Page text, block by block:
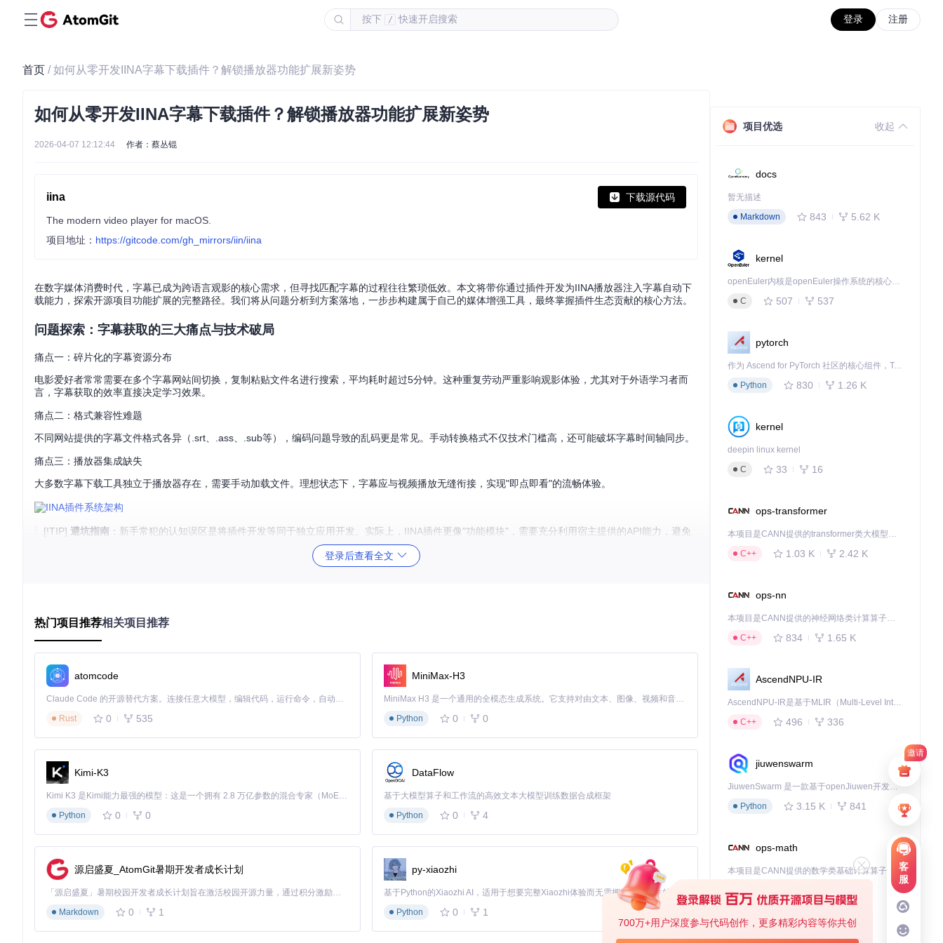
按下 / 快速开启搜索 登录 注册
邀请
客
服
700万+用户深度参与代码创作，更多精彩内容等你共创
首页 / 如何从零开发IINA字幕下载插件？解锁播放器功能扩展新姿势
如何从零开发IINA字幕下载插件？解锁播放器功能扩展新姿势
2026-04-07 12:12:44 作者：蔡丛锟
iina 下载源代码
The modern video player for macOS.
项目地址： https://gitcode.com/gh_mirrors/iin/iina
在数字媒体消费时代，字幕已成为跨语言观影的核心需求，但寻找匹配字幕的过程往往繁琐低效。本文将带你通过插件开发为IINA播放器注入字幕自动下
载能力，探索开源项目功能扩展的完整路径。我们将从问题分析到方案落地，一步步构建属于自己的媒体增强工具，最终掌握插件生态贡献的核心方法。
问题探索：字幕获取的三大痛点与技术破局
痛点一：碎片化的字幕资源分布
电影爱好者常常需要在多个字幕网站间切换，复制粘贴文件名进行搜索，平均耗时超过5分钟。这种重复劳动严重影响观影体验，尤其对于外语学习者而
言，字幕获取的效率直接决定学习效果。
痛点二：格式兼容性难题
不同网站提供的字幕文件格式各异（.srt、.ass、.sub等），编码问题导致的乱码更是常见。手动转换格式不仅技术门槛高，还可能破坏字幕时间轴同步。
痛点三：播放器集成缺失
大多数字幕下载工具独立于播放器存在，需要手动加载文件。理想状态下，字幕应与视频播放无缝衔接，实现"即点即看"的流畅体验。
[!TIP] 避坑指南 ：新手常犯的认知误区是将插件开发等同于独立应用开发。实际上，IINA插件更像"功能模块"，需要充分利用宿主提供的API能力，避免
IINA插件采用标准的文件目录结构，核心是
SubtitleDownloader.iinaplugin/
├── Info.json          # 插件元数据与权限声明
├── src/
配置文件中，permissions 字段构成安全沙箱，限制插件只能访问必要资源。例如声明
名，可有效防止恶意网络访问。
字幕搜索核心流程设计
智能字幕下载系统的核心在于建立视频特征与字幕资源的精准匹配机制。我们采用三级匹配策略：
哈希匹配
元数据匹配：分析文件名提取电影名称、年份等信息
时长匹配
：利用视频时长过滤明显不匹配的结果
这种多层级匹配机制将准确率提升至90%以上，大幅减少人工筛选成本。
[!TIP]实战技巧：OpenSubtitles提供的moviehash算法比传统MD5更适合视频文件，它仅计算文件开头和结尾各64KB数据，既保证唯一性又提高计算
登录后查看全文
热门项目推荐相关项目推荐
atomcode
Claude Code 的开源替代方案。连接任意大模型，编辑代码，运行命令，自动验证 — 全自动执行。用 Rust 构建，极致性能。 ｜ An open-source alternative to Claude Code. Connect any LLM, edit code, run commands, and verify changes — autonomously. Built in Rust for speed. Get Started
Rust
0 535
MiniMax-H3
MiniMax H3 是一个通用的全模态生成系统。它支持对由文本、图像、视频和音频组成的多模态上下文进行统一理解，并能生成分辨率高达 2K、时长可达 15 秒的带原生立体声音频的视频。得益于面向任务泛化的系统设计，H3 在预训练阶段就已具备广泛的多模态上下文理解与生成能力，能够出色地执行复杂的多模态指令。
Python
0 0
Kimi-K3
Kimi K3 是Kimi能力最强的模型：这是一个拥有 2.8 万亿参数的混合专家（MoE）模型，具备原生视觉理解能力，并支持 100 万 token 的上下文窗口。
Python
0 0
DataFlow
基于大模型算子和工作流的高效文本大模型训练数据合成框架
Python
0 4
源启盛夏_AtomGit暑期开发者成长计划
「源启盛夏」暑期校园开发者成长计划旨在激活校园开源力量，通过积分激励、认证扶持、资源倾斜等形式，引导高校组织和开发者完成「入驻 — 建项目 — 做贡献 — 获认证 — 得资源」的完整闭环。无论你是想带领社团入驻平台的组织者，还是希望用代码贡献证明自己的开发者，都能在这里找到属于你的成长路径。
Markdown
0 1
py-xiaozhi
基于Python的Xiaozhi AI，适用于想要完整Xiaozhi体验而无需拥有专用硬件的用户。
Python
0 1
项目优选 收起
docs
暂无描述
Markdown
843 5.62 K
kernel
openEuler内核是openEuler操作系统的核心，既是系统性能与稳定性的基石，也是连接处理器、设备与服务的桥梁。
C
507 537
pytorch
作为 Ascend for PyTorch 社区的核心组件，TorchNPU 是昇腾专为 PyTorch 打造的深度学习适配插件，使 PyTorch 框架能够直接调用昇腾 NPU，为开发者提供昇腾 AI 处理器的超强算力。
Python
830 1.26 K
kernel
deepin linux kernel
C
33 16
ops-transformer
本项目是CANN提供的transformer类大模型算子库，实现网络在NPU上加速计算。
C++
1.03 K 2.42 K
ops-nn
本项目是CANN提供的神经网络类计算算子库，实现网络在NPU上加速计算。
C++
834 1.65 K
AscendNPU-IR
AscendNPU-IR是基于MLIR（Multi-Level Intermediate Representation）构建的，面向昇腾亲和算子编译时使用的中间表示，提供昇腾完备表达能力，通过编译优化提升昇腾AI处理器计算效率，支持通过生态框架使能昇腾AI处理器与深度调优
C++
496 336
jiuwenswarm
JiuwenSwarm 是一款基于openJiuwen开发的智能AI Agent，它能够将大语言模型的强大能力，通过你日常使用的各类通讯应用，直接延伸至你的指尖。
Python
3.15 K 841
ops-math
C++
deveco-code